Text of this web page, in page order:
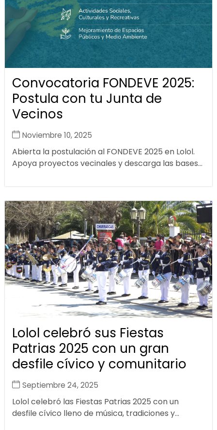
Convocatoria FONDEVE 2025:
Postula con tu Junta de
Vecinos
Noviembre 10, 2025
Abierta la postulación al FONDEVE 2025 en Lolol.
Apoya proyectos vecinales y descarga las bases...
Lolol celebró sus Fiestas
Patrias 2025 con un gran
desfile cívico y comunitario
Septiembre 24, 2025
Lolol celebró las Fiestas Patrias 2025 con un
desfile cívico lleno de música, tradiciones y...